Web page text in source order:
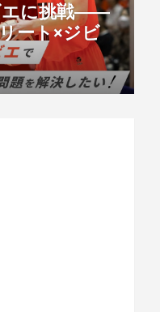
エに挑戦――
ート×ジビ